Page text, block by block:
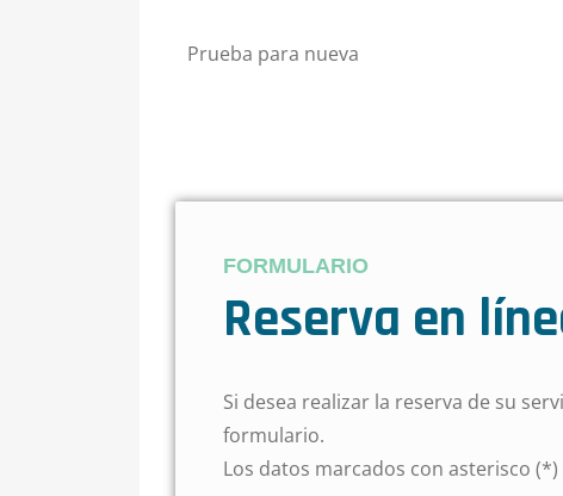
Prueba para nueva
FORMULARIO
Reserva en
Si desea realizar la reserva de su
formulario.
Los datos marcados con asterisco